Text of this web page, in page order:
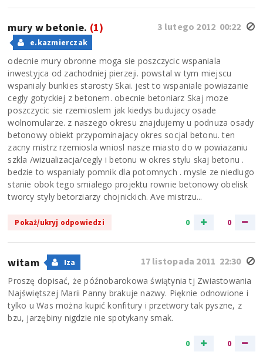
3 lutego 2012 00:22
mury w betonie. (1)
e.kazmierczak
odecnie mury obronne moga sie poszczycic wspaniala
inwestyjca od zachodniej pierzeji. powstal w tym miejscu
wspanialy bunkies starosty Skai. jest to wspaniale powiazanie
cegly gotyckiej z betonem. obecnie betoniarz Skaj moze
poszczycic sie rzemioslem jak kiedys budujacy osade
wolnomularze. z naszego okresu znajdujemy u podnuza osady
betonowy obiekt przypominajacy okres socjal betonu. ten
zacny mistrz rzemiosla wniosl nasze miasto do w powiazaniu
szkla /wizualizacja/cegly i betonu w okres stylu skaj betonu .
bedzie to wspanialy pomnik dla potomnych . mysle ze niedlugo
stanie obok tego smialego projektu rownie betonowy obelisk
tworcy styly betorziarzy chojnickich. Ave mistrzu...
0 0
Pokaż/ukryj odpowiedzi
17 listopada 2011 22:30
witam Iza
Proszę dopisać, że późnobarokowa świątynia tj Zwiastowania
Najświętszej Marii Panny brakuje nazwy. Pięknie odnowione i
tylko u Was można kupić konfitury i przetwory tak pyszne, z
bzu, jarzębiny nigdzie nie spotykany smak.
0 0